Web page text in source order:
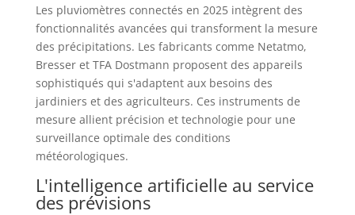
Les pluviomètres connectés en 2025 intègrent des
fonctionnalités avancées qui transforment la mesure
des précipitations. Les fabricants comme Netatmo,
Bresser et TFA Dostmann proposent des appareils
sophistiqués qui s'adaptent aux besoins des
jardiniers et des agriculteurs. Ces instruments de
mesure allient précision et technologie pour une
surveillance optimale des conditions
météorologiques.
L'intelligence artificielle au service
des prévisions